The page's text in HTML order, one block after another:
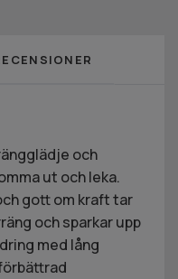
och
ut och leka.
gott om kraft tar
och sparkar upp
med lång